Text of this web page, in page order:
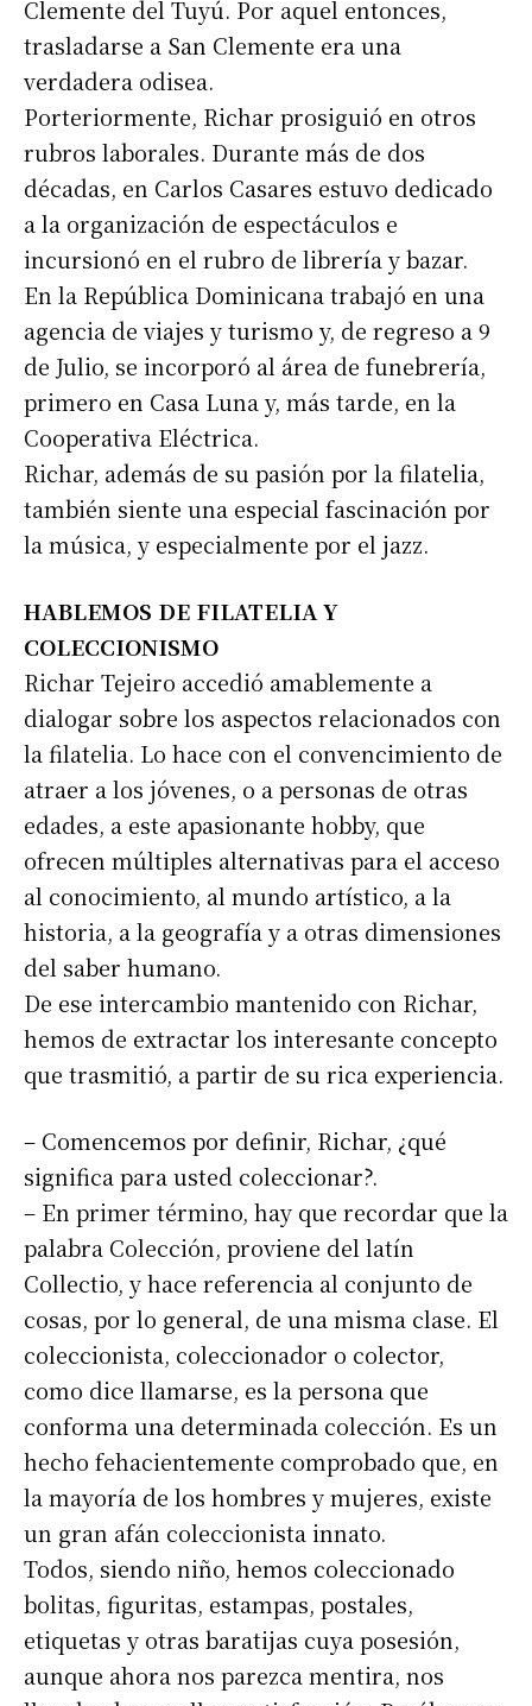
Clemente del Tuyú. Por aquel entonces,
trasladarse a San Clemente era una
verdadera odisea.
Porteriormente, Richar prosiguió en otros
rubros laborales. Durante más de dos
décadas, en Carlos Casares estuvo dedicado
a la organización de espectáculos e
incursionó en el rubro de librería y bazar.
En la República Dominicana trabajó en una
agencia de viajes y turismo y, de regreso a 9
de Julio, se incorporó al área de funebrería,
primero en Casa Luna y, más tarde, en la
Cooperativa Eléctrica.
Richar, además de su pasión por la filatelia,
también siente una especial fascinación por
la música, y especialmente por el jazz.
HABLEMOS DE FILATELIA Y
COLECCIONISMO
Richar Tejeiro accedió amablemente a
dialogar sobre los aspectos relacionados con
la filatelia. Lo hace con el convencimiento de
atraer a los jóvenes, o a personas de otras
edades, a este apasionante hobby, que
ofrecen múltiples alternativas para el acceso
al conocimiento, al mundo artístico, a la
historia, a la geografía y a otras dimensiones
del saber humano.
De ese intercambio mantenido con Richar,
hemos de extractar los interesante concepto
que trasmitió, a partir de su rica experiencia.
– Comencemos por definir, Richar, ¿qué
significa para usted coleccionar?.
– En primer término, hay que recordar que la
palabra Colección, proviene del latín
Collectio, y hace referencia al conjunto de
cosas, por lo general, de una misma clase. El
coleccionista, coleccionador o colector,
como dice llamarse, es la persona que
conforma una determinada colección. Es un
hecho fehacientemente comprobado que, en
la mayoría de los hombres y mujeres, existe
un gran afán coleccionista innato.
Todos, siendo niño, hemos coleccionado
bolitas, figuritas, estampas, postales,
etiquetas y otras baratijas cuya posesión,
aunque ahora nos parezca mentira, nos